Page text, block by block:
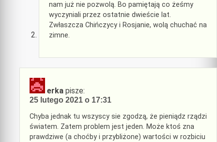
nam już nie pozwolą. Bo pamiętają co żeśmy
wyczyniali przez ostatnie dwieście lat.
Zwłaszcza Chińczycy i Rosjanie, wolą chuchać na
zimne.
erka pisze:
25 lutego 2021 o 17:31
Chyba jednak tu wszyscy sie zgodzą, że pieniądz rządzi
światem. Zatem problem jest jeden. Może ktoś zna
prawdziwe (a choćby i przybliżone) wartości w rozbiciu